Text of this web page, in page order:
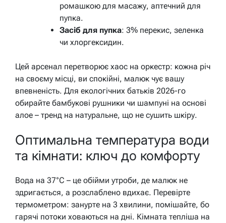
ромашкою для масажу, аптечний для
пупка.
Засіб для пупка: 3% перекис, зеленка
чи хлоргексидин.
Цей арсенал перетворює хаос на оркестр: кожна річ
на своєму місці, ви спокійні, малюк чує вашу
впевненість. Для екологічних батьків 2026-го
обирайте бамбукові рушники чи шампуні на основі
алое – тренд на натуральне, що не сушить шкіру.
Оптимальна температура води
та кімнати: ключ до комфорту
Вода на 37°C – це обійми утроби, де малюк не
здригається, а розслаблено вдихає. Перевірте
термометром: занурте на 3 хвилини, помішайте, бо
гарячі потоки ховаються на дні. Кімната тепліша на